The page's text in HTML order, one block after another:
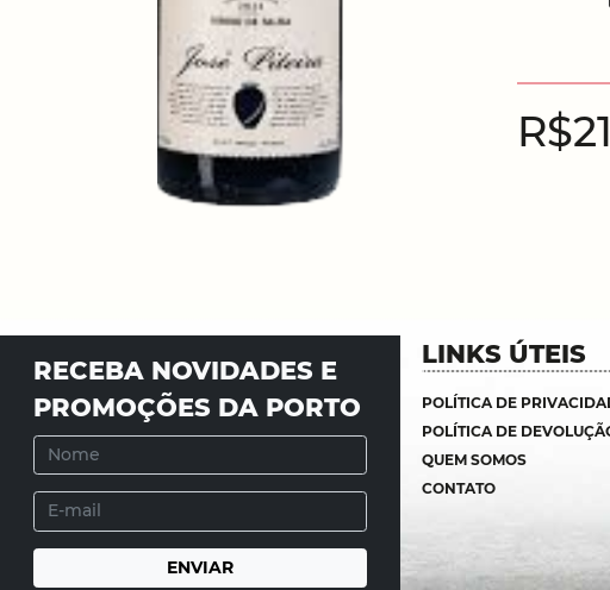
RECEBA NOVIDADES E
PROMOÇÕES DA PORTO
LINKS ÚTEIS
POLÍTICA DE
POLÍTICA DE
QUEM SOMOS
CONTATO